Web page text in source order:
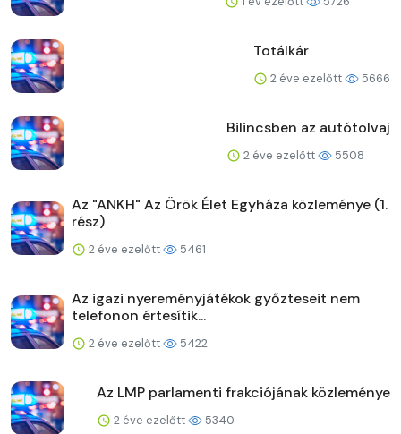
Totálkár
2 éve ezelőtt 5666
Bilincsben az autótolvaj
2 éve ezelőtt 5508
Az "ANKH" Az Örök Élet Egyháza közleménye (1.
rész)
2 éve ezelőtt 5461
Az igazi nyereményjátékok győzteseit nem
telefonon értesítik...
2 éve ezelőtt 5422
Az LMP parlamenti frakciójának közleménye
2 éve ezelőtt 5340